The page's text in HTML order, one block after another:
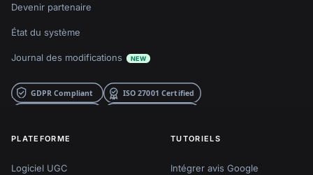
Devenir partenaire
État du système
Journal des modifications NEW
PLATEFORME
Logiciel UGC
TUTORIELS
Intégrer avis Google